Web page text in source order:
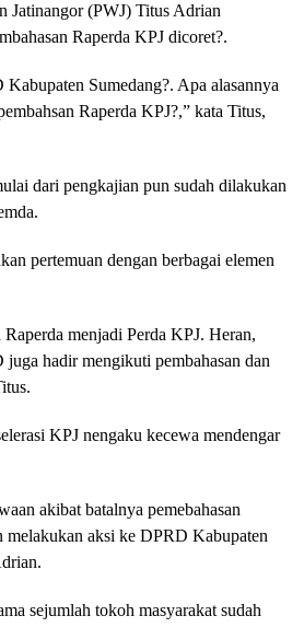
Jatinangor (PWJ) Titus Adrian
Raperda KPJ dicoret?.
Sumedang?. Apa alasannya
Raperda KPJ?,” kata Titus,
dari pengkajian pun sudah dilakukan
pertemuan dengan berbagai elemen
menjadi Perda KPJ. Heran,
hadir mengikuti pembahasan dan
KPJ nengaku kecewa mendengar
akibat batalnya pemebahasan
melakukan aksi ke DPRD Kabupaten
sejumlah tokoh masyarakat sudah